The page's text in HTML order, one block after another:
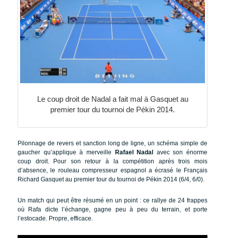
Le coup droit de Nadal a fait mal à Gasquet au
premier tour du tournoi de Pékin 2014.
Pilonnage de revers et sanction long de ligne, un schéma simple de
gaucher qu’applique à merveille
Rafael Nadal
avec son énorme
coup droit. Pour son retour à la compétition après trois mois
d’absence, le rouleau compresseur espagnol a écrasé le Français
Richard Gasquet au premier tour du tournoi de Pékin 2014 (6/4, 6/0).
Un match qui peut être résumé en un point : ce rallye de 24 frappes
où Rafa dicte l’échange, gagne peu à peu du terrain, et porte
l’estocade. Propre, efficace.